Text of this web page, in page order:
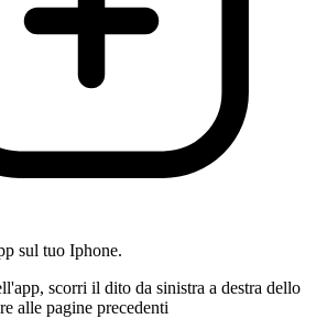
sul tuo Iphone.
scorri il dito da sinistra a destra dello
alle pagine precedenti